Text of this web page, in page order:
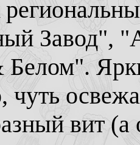
Завод",
чуть
вит